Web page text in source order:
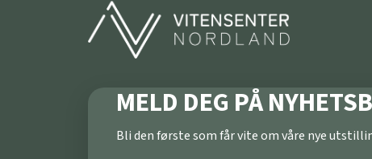
MELD DEG PÅ
Bli den første som får vite om våre nye